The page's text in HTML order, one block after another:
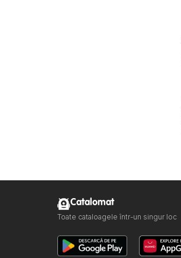
Catalomat
Toate cataloagele într-un singur loc